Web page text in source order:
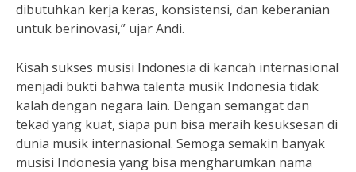
dibutuhkan kerja keras, konsistensi, dan keberanian
untuk berinovasi,” ujar Andi.
Kisah sukses musisi Indonesia di kancah internasional
menjadi bukti bahwa talenta musik Indonesia tidak
kalah dengan negara lain. Dengan semangat dan
tekad yang kuat, siapa pun bisa meraih kesuksesan di
dunia musik internasional. Semoga semakin banyak
musisi Indonesia yang bisa mengharumkan nama